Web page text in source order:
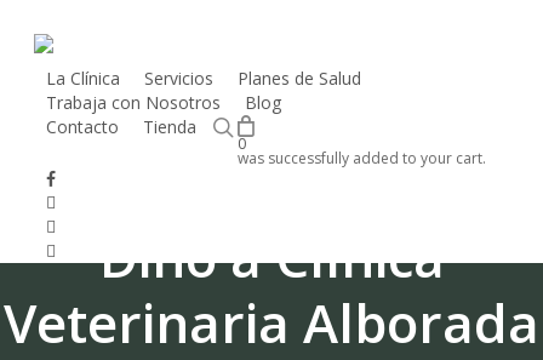
content
La Clínica Servicios
Planes de Salud
Trabaja con Nosotros
Blog
Contacto
Tienda search
0
was successfully added to your cart.
facebook
instagram
phone
email
CV Alborada
La primera visita de
Dino a Clínica
Veterinaria Alborada